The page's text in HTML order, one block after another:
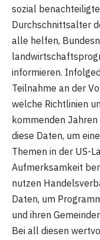
sozial
Durchschnittsalter
alle helfen,
informieren.
Teilnahme an der
welche Richtlinien
kommenden
diese Daten, um
Themen in der US-
Aufmerksamkeit
nutzen
Daten, um
und ihren
Bei all diesen